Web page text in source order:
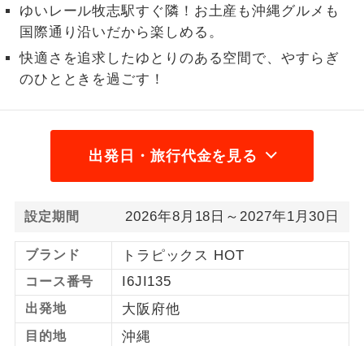
ゆいレール牧志駅すぐ隣！お土産も沖縄グルメも
国際通り沿いだから楽しめる。
快適さを追求したゆとりのある空間で、やすらぎ
のひとときを過ごす！
出発日・旅行代金を見る
設定期間 2026年8月18日～2027年1月30日
ブランド トラピックス HOT
コース番号 I6JI135
出発地 大阪府他
目的地 沖縄
す。
2名様催行
2名様から出発可能な個人型プランで
す。
加限定
スです。
1名様1室同代
1名様1室利用でも追加料金がかからない
ご夫婦限定
ご夫婦限定でご参加いただけるコースで
す。
女性限定
女性限定でご参加いただけるコースで
す。
年齢制限あり
ご参加にあたり年齢に制限があるコース
です。